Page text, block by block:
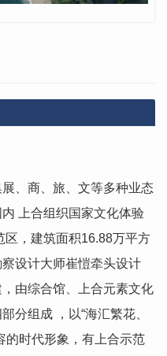
、商、旅、文等多种业态
上合组织国家文化体验
区，建筑面积16.88万平方
设计大师崔愷牵头设计
由综合馆、上合元素文化
分组成 ，以“海汇繁花、
的时代形象，有上合示范